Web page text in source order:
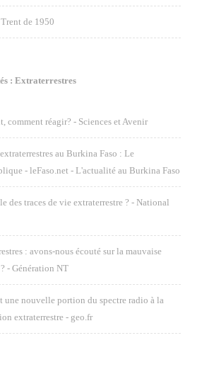
de 1950
: Extraterrestres
comment réagir? - Sciences et Avenir
au Burkina Faso : Le
- leFaso.net - L'actualité au Burkina Faso
des traces de vie extraterrestre ? - National
: avons-nous écouté sur la mauvaise
- Génération NT
une nouvelle portion du spectre radio à la
extraterrestre - geo.fr